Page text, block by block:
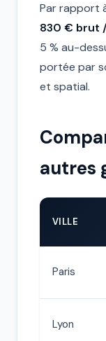
Par rapport
830 € brut
5 % au-
portée par
et spatial.
autres
VILLE
Paris
Lyon